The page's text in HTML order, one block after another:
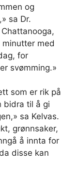
og
sa Dr.
med
for
svømming.»
som er rik på
bidra til å gi
sa Kelvas.
grønnsaker,
å innta for
disse kan